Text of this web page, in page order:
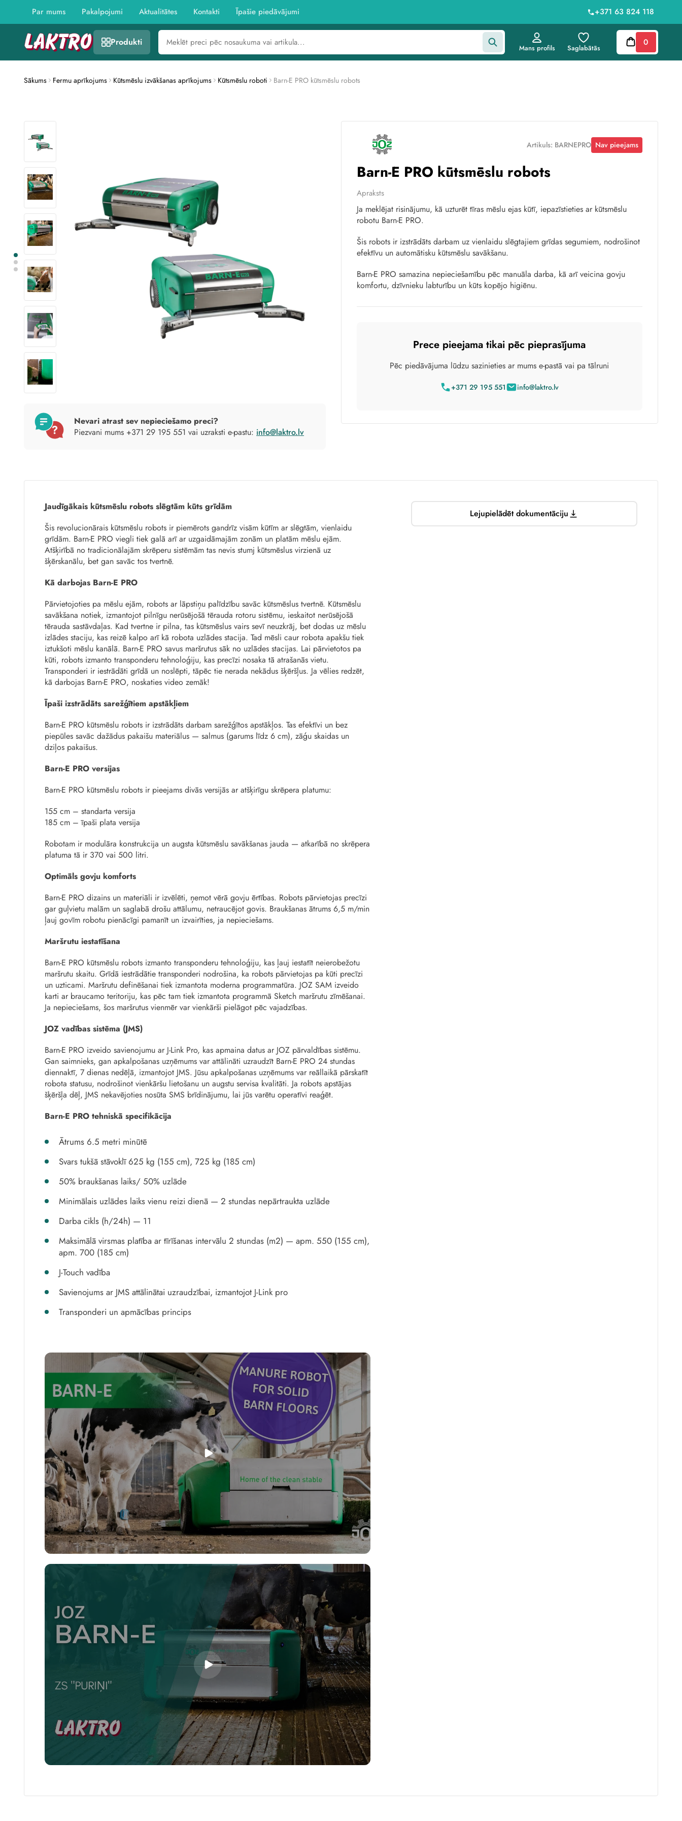
an
accessibility
CTRL
accessibility
Par mums Pakalpojumi Aktualitātes Kontakti Īpašie piedāvājumi +371 63 824 118
Produkti
Mans profils Saglabātās
0
Sākums Fermu aprīkojums Kūtsmēslu izvākšanas aprīkojums Kūtsmēslu roboti Barn-E PRO kūtsmēslu robots
Nevari atrast sev nepieciešamo preci?
Piezvani mums +371 29 195 551 vai uzraksti e-pastu: info@laktro.lv
Artikuls: BARNEPRO Nav pieejams
Barn-E PRO kūtsmēslu robots
Apraksts
Ja meklējat risinājumu, kā uzturēt tīras mēslu ejas kūtī, iepazīstieties ar kūtsmēslu
robotu Barn-E PRO.
Šis robots ir izstrādāts darbam uz vienlaidu slēgtajiem grīdas segumiem, nodrošinot
efektīvu un automātisku kūtsmēslu savākšanu.
Barn-E PRO samazina nepieciešamību pēc manuāla darba, kā arī veicina govju
komfortu, dzīvnieku labturību un kūts kopējo higiēnu.
Prece pieejama tikai pēc pieprasījuma
Pēc piedāvājuma lūdzu sazinieties ar mums e-pastā vai pa tālruni
+371 29 195 551 info@laktro.lv
Jaudīgākais kūtsmēslu robots slēgtām kūts grīdām
Šis revolucionārais kūtsmēslu robots ir piemērots gandrīz visām kūtīm ar slēgtām, vienlaidu
grīdām. Barn-E PRO viegli tiek galā arī ar uzgaidāmajām zonām un platām mēslu ejām.
Atšķirībā no tradicionālajām skrēperu sistēmām tas nevis stumj kūtsmēslus virzienā uz
šķērskanālu, bet gan savāc tos tvertnē.
Kā darbojas Barn-E PRO
Pārvietojoties pa mēslu ejām, robots ar lāpstiņu palīdzību savāc kūtsmēslus tvertnē. Kūtsmēslu
savākšana notiek, izmantojot pilnīgu nerūsējošā tērauda rotoru sistēmu, ieskaitot nerūsējošā
tērauda sastāvdaļas. Kad tvertne ir pilna, tas kūtsmēslus vairs sevī neuzkrāj, bet dodas uz mēslu
izlādes staciju, kas reizē kalpo arī kā robota uzlādes stacija. Tad mēsli caur robota apakšu tiek
iztukšoti mēslu kanālā. Barn-E PRO savus maršrutus sāk no uzlādes stacijas. Lai pārvietotos pa
kūti, robots izmanto transponderu tehnoloģiju, kas precīzi nosaka tā atrašanās vietu.
Transponderi ir iestrādāti grīdā un noslēpti, tāpēc tie nerada nekādus šķēršļus. Ja vēlies redzēt,
kā darbojas Barn-E PRO, noskaties video zemāk!
Īpaši izstrādāts sarežģītiem apstākļiem
Barn-E PRO kūtsmēslu robots ir izstrādāts darbam sarežģītos apstākļos. Tas efektīvi un bez
piepūles savāc dažādus pakaišu materiālus — salmus (garums līdz 6 cm), zāģu skaidas un
dziļos pakaišus.
Barn-E PRO versijas
Barn-E PRO kūtsmēslu robots ir pieejams divās versijās ar atšķirīgu skrēpera platumu:
155 cm – standarta versija
185 cm – īpaši plata versija
Robotam ir modulāra konstrukcija un augsta kūtsmēslu savākšanas jauda — atkarībā no skrēpera
platuma tā ir 370 vai 500 litri.
Optimāls govju komforts
Barn-E PRO dizains un materiāli ir izvēlēti, ņemot vērā govju ērtības. Robots pārvietojas precīzi
gar guļvietu malām un saglabā drošu attālumu, netraucējot govis. Braukšanas ātrums 6,5 m/min
ļauj govīm robotu pienācīgi pamanīt un izvairīties, ja nepieciešams.
Maršrutu iestatīšana
Barn-E PRO kūtsmēslu robots izmanto transponderu tehnoloģiju, kas ļauj iestatīt neierobežotu
maršrutu skaitu. Grīdā iestrādātie transponderi nodrošina, ka robots pārvietojas pa kūti precīzi
un uzticami. Maršrutu definēšanai tiek izmantota moderna programmatūra. JOZ SAM izveido
karti ar braucamo teritoriju, kas pēc tam tiek izmantota programmā Sketch maršrutu zīmēšanai.
Ja nepieciešams, šos maršrutus vienmēr var vienkārši pielāgot pēc vajadzības.
JOZ vadības sistēma (JMS)
Barn-E PRO izveido savienojumu ar J-Link Pro, kas apmaina datus ar JOZ pārvaldības sistēmu.
Gan saimnieks, gan apkalpošanas uzņēmums var attālināti uzraudzīt Barn-E PRO 24 stundas
diennaktī, 7 dienas nedēļā, izmantojot JMS. Jūsu apkalpošanas uzņēmums var reāllaikā pārskatīt
robota statusu, nodrošinot vienkāršu lietošanu un augstu servisa kvalitāti. Ja robots apstājas
šķēršļa dēļ, JMS nekavējoties nosūta SMS brīdinājumu, lai jūs varētu operatīvi reaģēt.
Barn-E PRO tehniskā specifikācija
Ātrums 6.5 metri minūtē
Svars tukšā stāvoklī 625 kg (155 cm), 725 kg (185 cm)
50% braukšanas laiks/ 50% uzlāde
Minimālais uzlādes laiks vienu reizi dienā — 2 stundas nepārtraukta uzlāde
Darba cikls (h/24h) — 11
Maksimālā virsmas platība ar tīrīšanas intervālu 2 stundas (m2) — apm. 550 (155 cm),
apm. 700 (185 cm)
J-Touch vadība
Savienojums ar JMS attālinātai uzraudzībai, izmantojot J-Link pro
Transponderi un apmācības princips
Lejupielādēt dokumentāciju